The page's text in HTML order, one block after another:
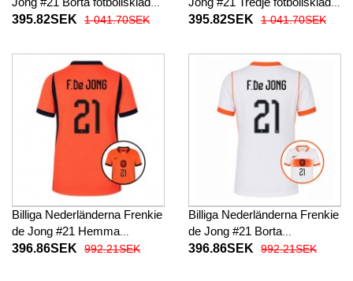
2026-27 Kortärmad
395.82SEK 1 041.70SEK
2026-27 Kortärmad
395.82SEK 1 041.70SEK
Billiga Nederländerna Frenkie
de Jong #21 Hemma
fotbollskläder Dam VM 2026
396.86SEK 992.21SEK
Billiga Nederländerna Frenkie
de Jong #21 Borta
fotbollskläder Dam VM 2026
396.86SEK 992.21SEK